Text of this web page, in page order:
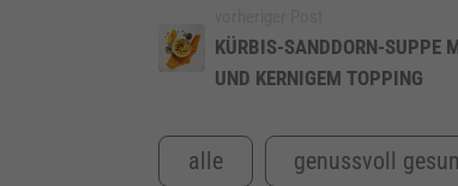
KÜRBIS-SANDDORN-SUPPE
UND KERNIGEM TOPPING
alle genussvoll